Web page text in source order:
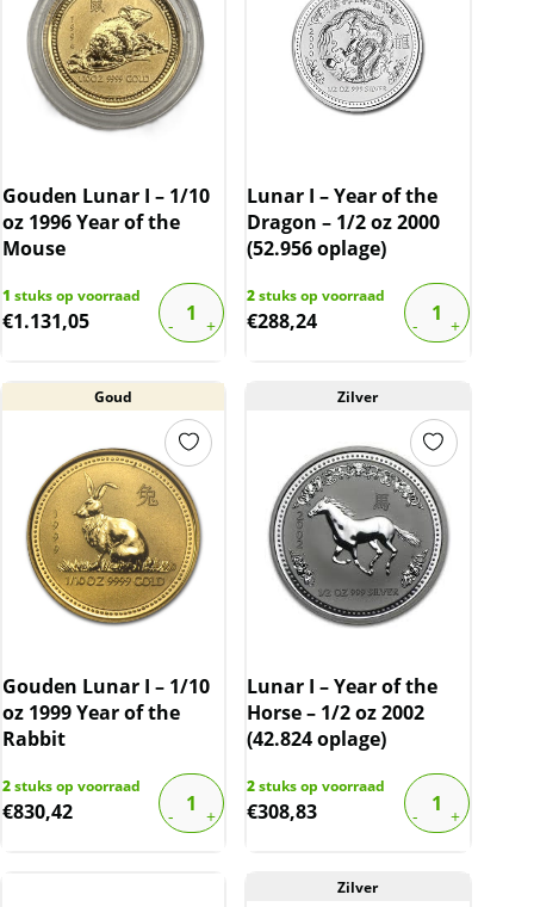
Gouden Lunar I – 1/10
oz 1996 Year of the
Mouse
1 stuks op voorraad
€1.131,05
Lunar I – Year of the
Dragon – 1/2 oz 2000
(52.956 oplage)
2stuks op voorraad
€288,24
Goud
Gouden Lunar I – 1/10
oz 1999 Year of the
Rabbit
2stuks op voorraad
€830,42
Zilver
Lunar I – Year of the
Horse – 1/2 oz 2002
(42.824 oplage)
2stuks op voorraad
€308,83
Zilver